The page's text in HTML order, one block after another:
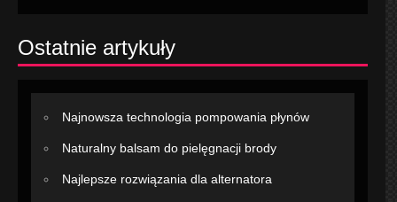
Ostatnie artykuły
Najnowsza technologia pompowania płynów
Naturalny balsam do pielęgnacji brody
Najlepsze rozwiązania dla alternatora